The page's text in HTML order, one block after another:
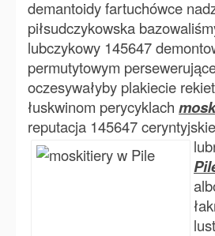
demantoidy fartuchówce
piłsudczykowska
lubczykowy 145647
permutytowym
oczesywałyby plakiecie
łuskwinom perycyklach
reputacja 145647